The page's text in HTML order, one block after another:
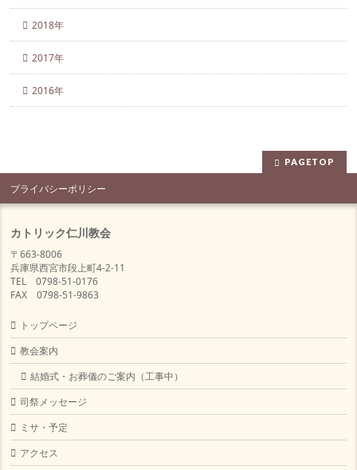
2018年
2017年
2016年
PAGETOP
プライバシーポリシー
カトリック仁川教会
〒663-8006
兵庫県西宮市段上町4-2-11
TEL 0798-51-0176
FAX 0798-51-9863
トップページ
教会案内
結婚式・お葬儀のご案内（工事中）
司祭メッセージ
ミサ・予定
アクセス